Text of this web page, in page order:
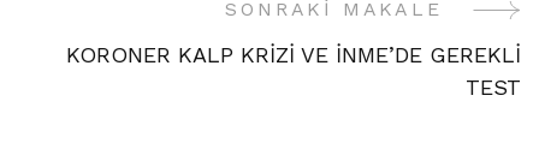
SONRAKI MAKALE
KORONER KALP KRİZİ VE İNME’DE GEREKLİ
TEST